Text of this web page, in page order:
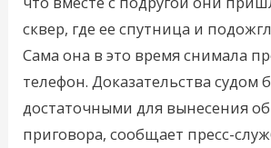
сквер, где ее спутница и
Сама она в это время снимала
телефон. Доказательства
достаточными для вынесения
приговора, сообщает пресс-